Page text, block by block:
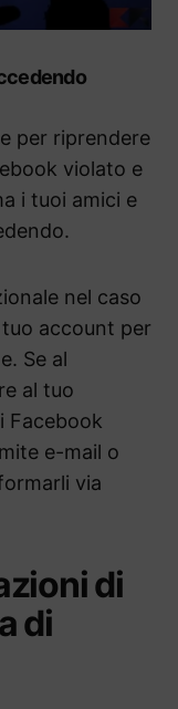
per riprendere
violato e
i tuoi amici e
nel caso
tuo account per
Se al
al tuo
Facebook
e-mail o
via
di
di